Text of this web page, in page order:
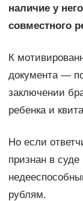
наличие у
совместного
К
документа —
заключении
ребенка и
Но если
признан в
рублям.